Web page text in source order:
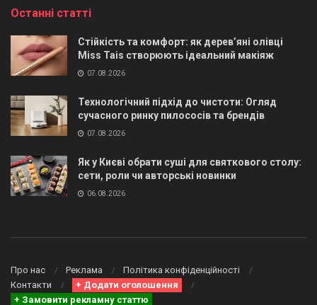
Останні статті
Стійкість та комфорт: як дерев’яні олівці
Miss Tais створюють ідеальний макіяж
07.08.2026
Технологічний підхід до чистоти: Огляд
сучасного ринку пилососів та брендів
07.08.2026
Як у Києві обрати суші для святкового столу:
сети, роли чи авторські новинки
06.08.2026
Про нас Реклама
Політика конфіденційності
Контакти
+ Додати оголошення
+ Замовити рекламну статтю